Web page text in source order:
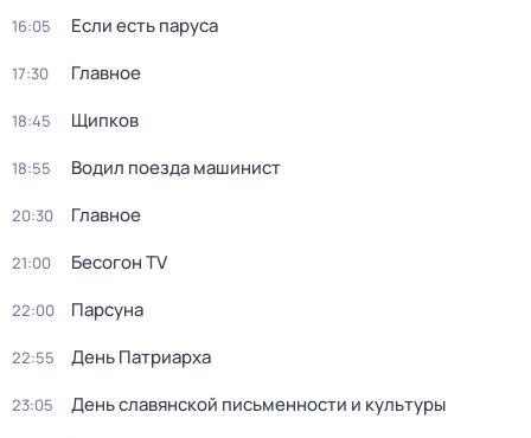
16:05 Если есть паруса
17:30 Главное
18:45 Щипков
18:55 Водил поезда машинист
20:30 Главное
21:00 Бeсoгон TV
22:00 Парсуна
22:55 День Патриарха
23:05 День славянcкой пиcьменности и культуры